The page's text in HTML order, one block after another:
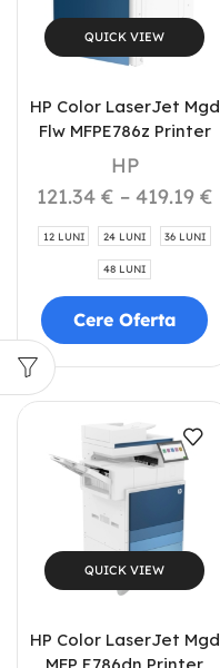
QUICK VIEW
HP Color LaserJet Mgd
Flw MFPE786z Printer
HP
121.34 € – 419.19 €
12 LUNI 24 LUNI 36 LUNI
48 LUNI
Cere Oferta
QUICK VIEW
HP Color LaserJet Mgd